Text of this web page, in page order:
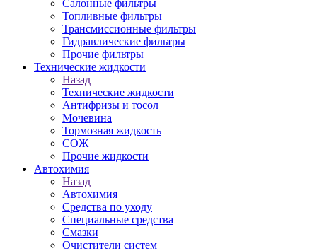
Салонные фильтры
Топливные фильтры
Трансмиссионные фильтры
Гидравлические фильтры
Прочие фильтры
Технические жидкости
Назад
Технические жидкости
Антифризы и тосол
Мочевина
Тормозная жидкость
СОЖ
Прочие жидкости
Автохимия
Назад
Автохимия
Средства по уходу
Специальные средства
Смазки
Очистители систем